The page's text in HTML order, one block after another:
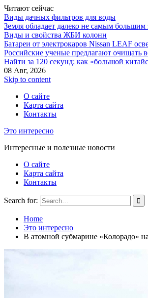
Читают сейчас
Виды дачных фильтров для воды
Земля обладает далеко не самым
Виды и свойства ЖБИ колонн
Батареи от электрокаров Nissan LEAF
Российские ученые предлагают очищать
Найти за 120 секунд: как «большой
08 Авг, 2026
Skip to content
О сайте
Карта сайта
Контакты
Это интересно
Интересные и полезные новости
О сайте
Карта сайта
Контакты
Search for:
Home
Это интересно
В атомной субмарине «Колорадо»